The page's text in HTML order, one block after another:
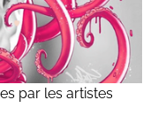
par les artistes